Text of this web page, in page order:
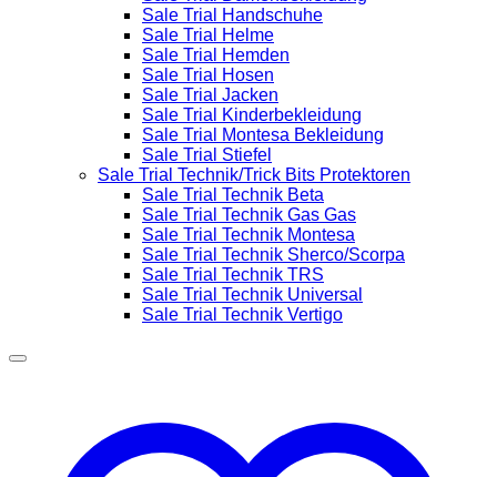
Sale Trial Handschuhe
Sale Trial Helme
Sale Trial Hemden
Sale Trial Hosen
Sale Trial Jacken
Sale Trial Kinderbekleidung
Sale Trial Montesa Bekleidung
Sale Trial Stiefel
Sale Trial Technik/Trick Bits Protektoren
Sale Trial Technik Beta
Sale Trial Technik Gas Gas
Sale Trial Technik Montesa
Sale Trial Technik Sherco/Scorpa
Sale Trial Technik TRS
Sale Trial Technik Universal
Sale Trial Technik Vertigo